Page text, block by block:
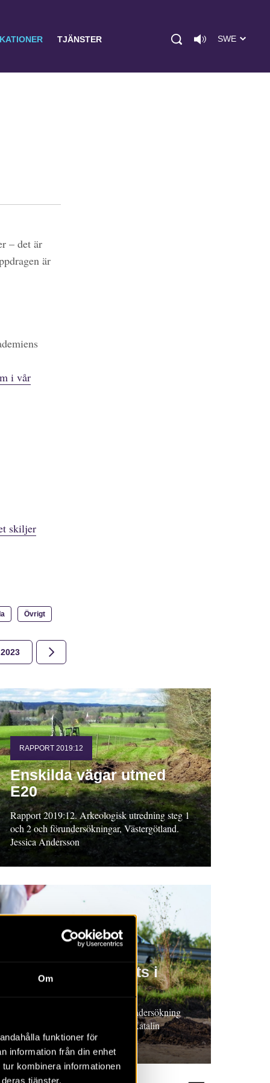
Om
funktioner för
information från din enhet
kombinera informationen
tjänster.
TJÄNSTER SWE
– det är
är
i vår
skiljer
Övrigt
2023 2022
RAPPORT 2019:12
Enskilda vägar utmed
E20
Rapport 2019:12. Arkeologisk utredning steg 1
och 2 och förundersökningar, Västergötland.
Jessica Andersson
RAPPORT 2019:10
Bytomt och boplats i
Fjelie
Rapport 2019:10. Arkeologisk undersökning
2016, Skåne. Sofia Lindberg & Katalin
Schmidt Sabo (red.)